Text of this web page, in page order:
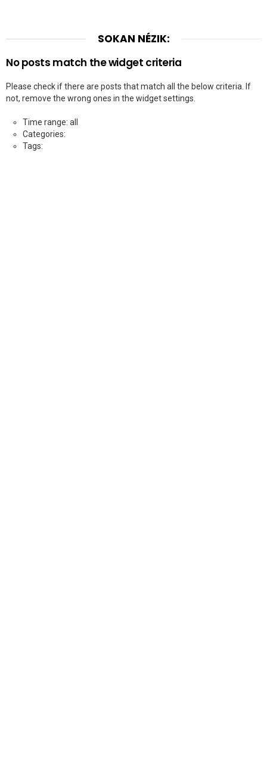
SOKAN NÉZIK:
No posts match the widget criteria
Please check if there are posts that match all the below criteria. If
not, remove the wrong ones in the widget settings.
Time range: all
Categories:
Tags: